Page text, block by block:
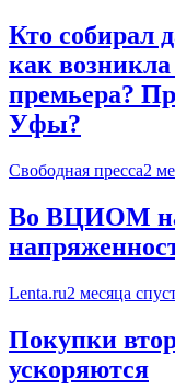
Кто собирал
как
премьера?
Уфы?
Свободная пресса2
Во ВЦИОМ
Lenta.ru2 месяца
Покупки
ускоряются